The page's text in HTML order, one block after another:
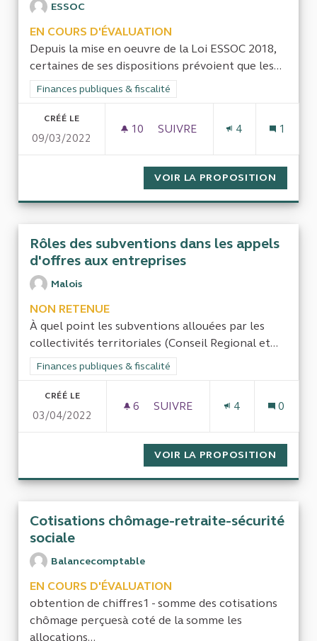
ESSOC
EN COURS D'ÉVALUATION
Depuis la mise en oeuvre de la Loi ESSOC 2018,
certaines de ses dispositions prévoient que les...
Filtrer les résultats de la catégorie : Finances publiques &
Finances publiques & fiscalité
CRÉÉ LE
09/03/2022
10 10 ABONNÉS
SUIVRE
4 1
VOIR LA PROPOSITION
Rôles des subventions dans les appels
d'offres aux entreprises
Malois
NON RETENUE
À quel point les subventions allouées par les
collectivités territoriales (Conseil Regional et...
Filtrer les résultats de la catégorie : Finances publiques &
Finances publiques & fiscalité
CRÉÉ LE
03/04/2022
6 6 ABONNÉS
SUIVRE
4 0
VOIR LA PROPOSITION
Cotisations chômage-retraite-sécurité
sociale
Balancecomptable
EN COURS D'ÉVALUATION
obtention de chiffres1 - somme des cotisations
chômage perçuesà coté de la somme les
allocations...